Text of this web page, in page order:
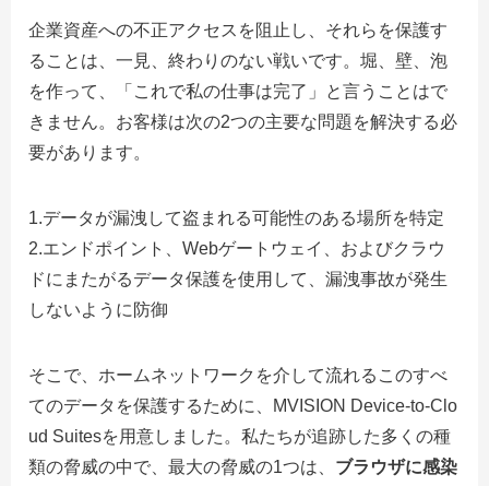
企業資産への不正アクセスを阻止し、それらを保護す
ることは、一見、終わりのない戦いです。堀、壁、泡
を作って、「これで私の仕事は完了」と言うことはで
きません。お客様は次の2つの主要な問題を解決する必
要があります。
1.データが漏洩して盗まれる可能性のある場所を特定
2.エンドポイント、Webゲートウェイ、およびクラウ
ドにまたがるデータ保護を使用して、漏洩事故が発生
しないように防御
そこで、ホームネットワークを介して流れるこのすべ
てのデータを保護するために、MVISION Device-to-Clo
ud Suitesを用意しました。私たちが追跡した多くの種
類の脅威の中で、最大の脅威の1つは、 ブラウザに感染